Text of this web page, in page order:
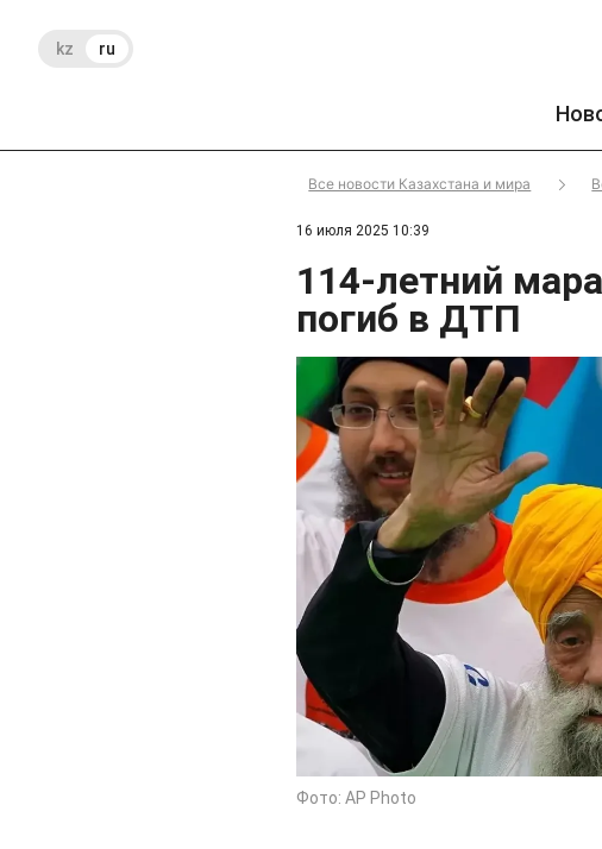
kz ru
Все новости Казахстана и мира
16 июля 2025 10:39
114-летний
погиб в ДТП
Фото: AP Photo